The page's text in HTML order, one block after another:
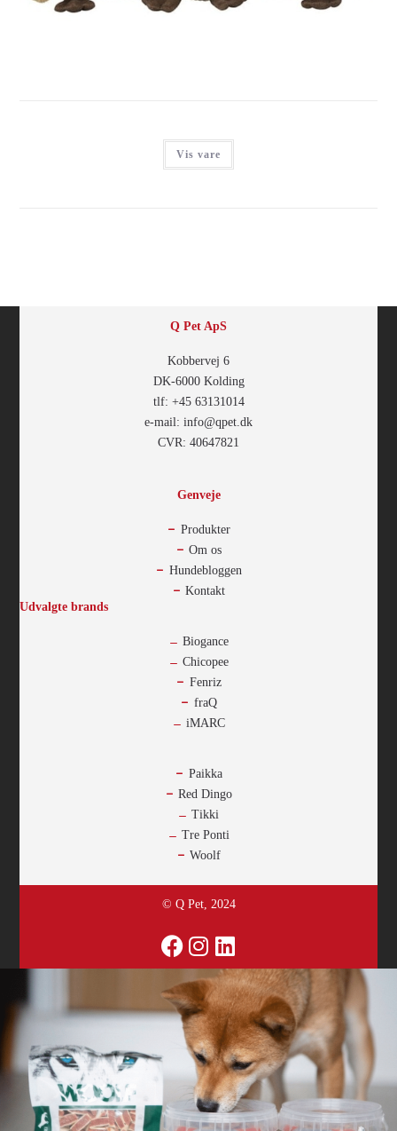
Login for at se priser
Vis vare
Q Pet ApS
Kobbervej 6
DK-6000 Kolding
tlf: +45 63131014
e-mail: info@qpet.dk
CVR: 40647821
Genveje
Produkter
Om os
Hundebloggen
Kontakt
Udvalgte brands
Biogance
Chicopee
Fenriz
fraQ
iMARC
Paikka
Red Dingo
Tikki
Tre Ponti
Woolf
© Q Pet, 2024